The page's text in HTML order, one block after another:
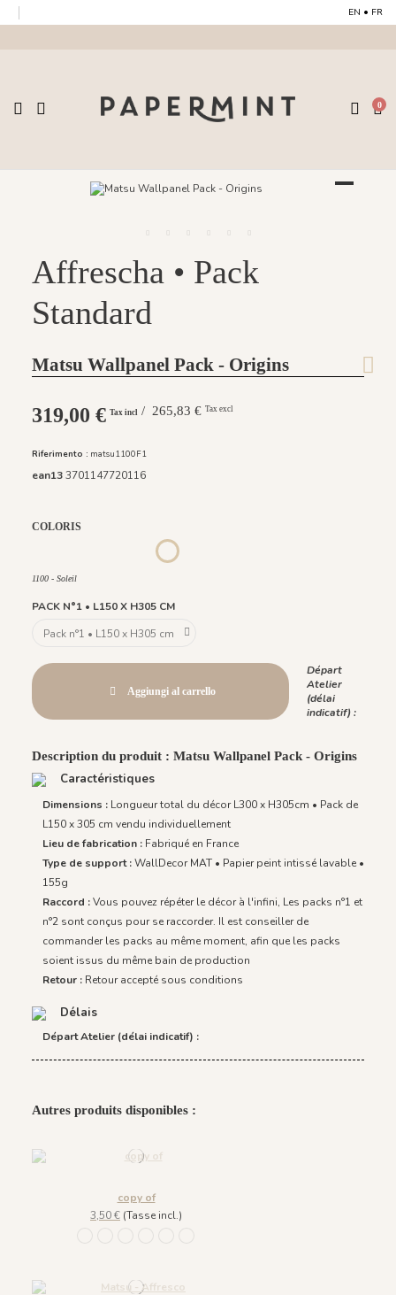
EN • FR
0
Affrescha • Pack
Standard
Matsu Wallpanel Pack - Origins
319,00 € Tax incl / 265,83 € Tax excl
Riferimento : matsu1100F1
ean133701147720116
COLORIS
955 Automne956 Lumière du Matin
1100 - Soleil
1100 - Soleil
PACK N°1 • L150 X H305 CM
Aggiungi al carrello
Départ
Atelier
(délai
indicatif) :
Description du produit : Matsu Wallpanel Pack - Origins
Caractéristiques
Dimensions : Longueur total du décor L300 x H305cm • Pack de
L150 x 305 cm vendu individuellement
Lieu de fabrication : Fabriqué en France
Type de support :WallDecor MAT • Papier peint intissé lavable •
155g
Raccord :Vous pouvez répéter le décor à l'infini, Les packs n°1 et
n°2 sont conçus pour se raccorder. Il est conseiller de
commander les packs au même moment, afin que les packs
soient issus du même bain de production
Retour : Retour accepté sous conditions
Délais
Départ Atelier (délai indicatif) :
Autres produits disponibles :
copy of
3,50 € (Tasse incl.)